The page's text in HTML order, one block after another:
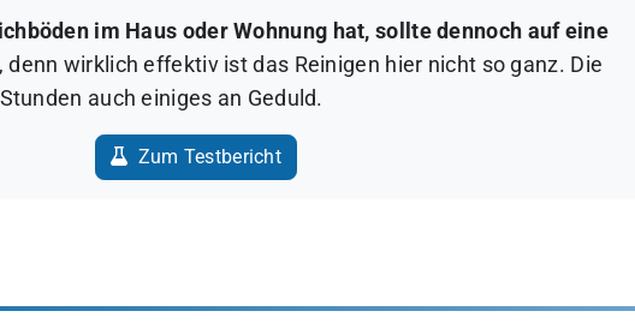
im Haus oder Wohnung hat, sollte dennoch auf eine
, denn wirklich effektiv ist das Reinigen hier nicht so ganz. Die
auch einiges an Geduld.
Zum Testbericht